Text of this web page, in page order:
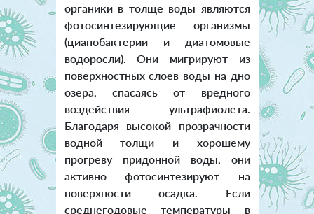
органики в толще воды являются
фотосинтезирующие организмы
(цианобактерии и диатомовые
водоросли). Они мигрируют из
поверхностных слоев воды на дно
озера, спасаясь от вредного
воздействия ультрафиолета.
Благодаря высокой прозрачности
водной толщи и хорошему
прогреву придонной воды, они
активно фотосинтезируют на
поверхности осадка. Если
среднегодовые температуры в